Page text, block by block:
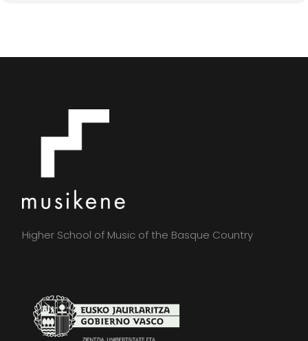
Higher School of Music of the Basque Country